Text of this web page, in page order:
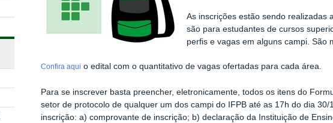
As inscrições estão sendo realizadas
são para estudantes de cursos
perfis e vagas em alguns campi. São
Confira aqui o edital com o quantitativo de vagas ofertadas para cada área.
Para se inscrever basta preencher, eletronicamente, todos os itens do
setor de protocolo de qualquer um dos campi do IFPB até as 17h do dia 30/
inscrição: a) comprovante de inscrição; b) declaração da Instituição de